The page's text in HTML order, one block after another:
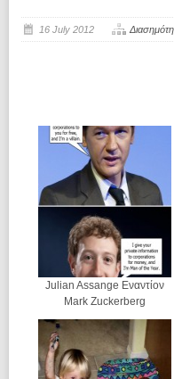
16 July 2012
Julian Assange Εναντίον
Mark Zuckerberg